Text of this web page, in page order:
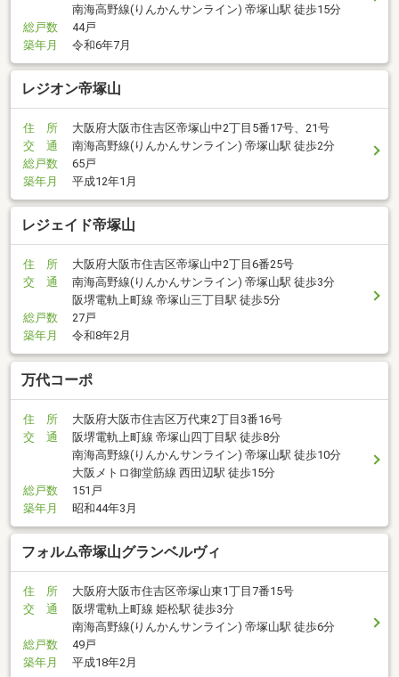
南海高野線(りんかんサンライン) 帝塚山駅 徒歩15分
総戸数
44戸
築年月
令和6年7月
レジオン帝塚山
住 所
大阪府大阪市住吉区帝塚山中2丁目5番17号、21号
交 通
南海高野線(りんかんサンライン) 帝塚山駅 徒歩2分
総戸数
65戸
築年月
平成12年1月
レジェイド帝塚山
住 所
大阪府大阪市住吉区帝塚山中2丁目6番25号
交 通
南海高野線(りんかんサンライン) 帝塚山駅 徒歩3分
阪堺電軌上町線 帝塚山三丁目駅 徒歩5分
総戸数
27戸
築年月
令和8年2月
万代コーポ
住 所
大阪府大阪市住吉区万代東2丁目3番16号
交 通
阪堺電軌上町線 帝塚山四丁目駅 徒歩8分
南海高野線(りんかんサンライン) 帝塚山駅 徒歩10分
大阪メトロ御堂筋線 西田辺駅 徒歩15分
総戸数
151戸
築年月
昭和44年3月
フォルム帝塚山グランベルヴィ
住 所
大阪府大阪市住吉区帝塚山東1丁目7番15号
交 通
阪堺電軌上町線 姫松駅 徒歩3分
南海高野線(りんかんサンライン) 帝塚山駅 徒歩6分
総戸数
49戸
築年月
平成18年2月